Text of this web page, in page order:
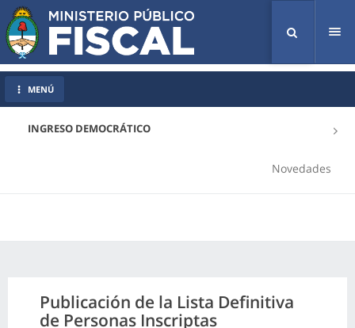
INGRESO DEMOCRÁTICO
Novedades
MENÚ
Publicación de la Lista Definitiva
de Personas Inscriptas